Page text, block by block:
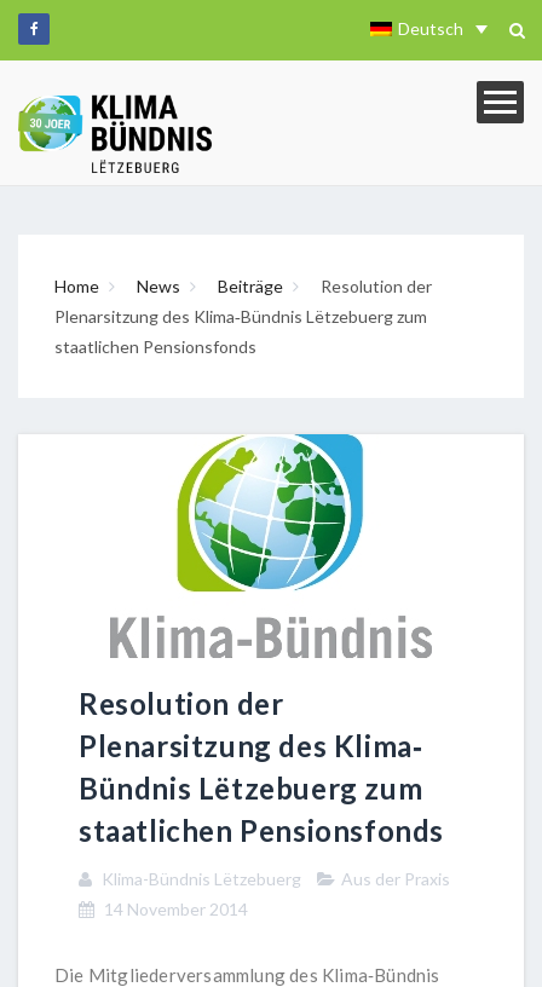
Deutsch
Home News Beiträge
Resolution der
Plenarsitzung des Klima‐Bündnis Lëtzebuerg zum
staatlichen Pensionsfonds
Resolution der
Plenarsitzung des Klima‐
Bündnis Lëtzebuerg zum
staatlichen Pensionsfonds
Klima-Bündnis Lëtzebuerg
Aus der Praxis
14 November 2014
Die Mitgliederversammlung des Klima‐Bündnis